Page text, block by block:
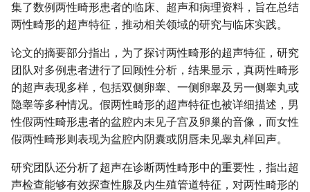
集了数例两性畸形患者的临床、超声和病理资料，旨在总结
两性畸形的超声特征，推动相关领域的研究与临床实践。
论文的摘要部分指出，为了探讨两性畸形的超声特征，研究
团队对多例患者进行了回顾性分析，结果显示，真两性畸形
的超声表现多样，包括双侧卵睾、一侧卵睾及另一侧睾丸或
隐睾等多种情况。假两性畸形的超声特征也被详细描述，男
性假两性畸形患者的盆腔内未见子宫及卵巢的音像，而女性
假两性畸形则表现为盆腔内阴囊或阴唇未见睾丸样回声。
研究团队还分析了超声在诊断两性畸形中的重要性，指出超
声检查能够有效探查性腺及内生殖管道特征，对两性畸形的